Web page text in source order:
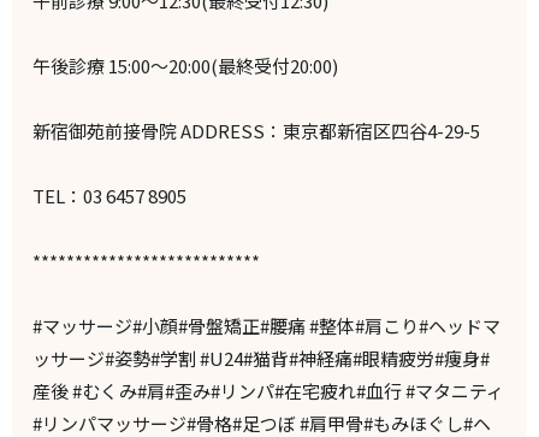
午後診療 15:00～20:00(最終受付20:00)
新宿御苑前接骨院 ADDRESS：東京都新宿区四谷4-29-5
TEL：03 6457 8905
***************************
#マッサージ#小顔#骨盤矯正#腰痛 #整体#肩こり#ヘッドマ
ッサージ#姿勢#学割 #U24#猫背#神経痛#眼精疲労#痩身#
産後 #むくみ#肩#歪み#リンパ#在宅疲れ#血行 #マタニティ
#リンパマッサージ#骨格#足つぼ #肩甲骨#もみほぐし#ヘ